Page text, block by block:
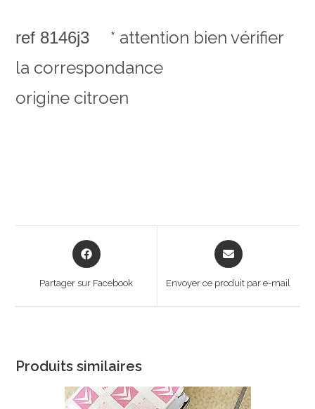
ref 8146j3
* attention bien vérifier
la correspondance
origine citroen
Opens
in
Partager sur Facebook
Opens
in
new
Envoyer ce produit par e-mail
Produits similaires